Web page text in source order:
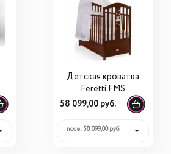
Детская кроватка
Feretti FMS
Romance
58 099,00 руб.
noce: 58 099,00 руб.